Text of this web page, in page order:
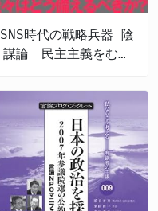
SNS時代の戦略兵器 陰
謀論 民主主義をむし